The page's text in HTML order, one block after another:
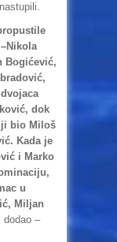
Bogićević,
dok
bio Miloš
Kada je
i Marko
u
Miljan
dodao –